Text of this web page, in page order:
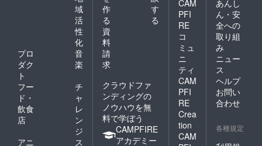
域
活
性
化
プロ
ダク
ト
音
楽
フー
ド・
飲食
店
チ
ャ
レ
ン
ジ
アニ
ス
作
る
す
る
資
料
請
求
クラウドファ
ンディングの
ノウハウを無
料で学ぼう
CAMPFIRE
アカデミー
CAM
PFI
RE
コ
ミュ
ニ
ティ
CAM
PFI
RE
Crea
tion
CAM
あんし
ん・安
全への
取り組
み
ニュー
ス
ヘルプ
お問い
合わせ
各種規定